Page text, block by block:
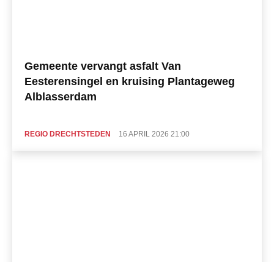
Gemeente vervangt asfalt Van
Eesterensingel en kruising Plantageweg
Alblasserdam
REGIO DRECHTSTEDEN 16 APRIL 2026 21:00